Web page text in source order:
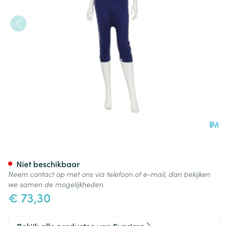
€ 73,30
Niet beschikbaar
Neem contact op met ons via telefoon of e-mail, dan bekijken
we samen de mogelijkheden.